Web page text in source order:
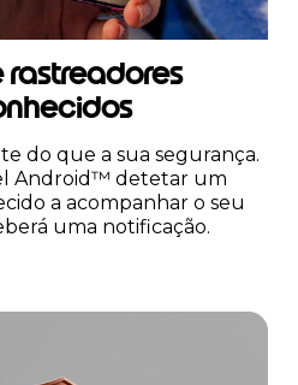
rastreadores
do que a sua segurança.
Android™ detetar um
a acompanhar o seu
uma notificação.